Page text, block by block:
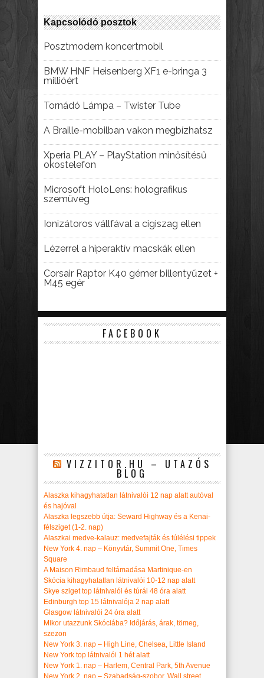
Kapcsolódó posztok
Posztmodern koncertmobil
BMW HNF Heisenberg XF1 e-bringa 3
millióért
Tornádó Lámpa – Twister Tube
A Braille-mobilban vakon megbízhatsz
Xperia PLAY – PlayStation minősítésű
okostelefon
Microsoft HoloLens: holografikus
szemüveg
Ionizátoros vállfával a cigiszag ellen
Lézerrel a hiperaktív macskák ellen
Corsair Raptor K40 gémer billentyűzet +
M45 egér
FACEBOOK
VIZZITOR.HU – UTAZÓS
BLOG
Alaszka kihagyhatatlan látnivalói 12 nap alatt autóval
és hajóval
Alaszka legszebb útja: Seward Highway és a Kenai-
félsziget (1-2. nap)
Alaszkai medve-kalauz: medvefajták és túlélési tippek
New York 4. nap – Könyvtár, Summit One, Times
Square
A Maison Rimbaud feltámadása Martinique-en
Skócia kihagyhatatlan látnivalói 10-12 nap alatt
Skye sziget top látnivalói és túrái 48 óra alatt
Edinburgh top 15 látnivalója 2 nap alatt
Glasgow látnivalói 24 óra alatt
Mikor utazzunk Skóciába? Időjárás, árak, tömeg,
szezon
New York 3. nap – High Line, Chelsea, Little Island
New York top látnivalói 1 hét alatt
New York 1. nap – Harlem, Central Park, 5th Avenue
New York 2. nap – Szabadság-szobor, Wall street,